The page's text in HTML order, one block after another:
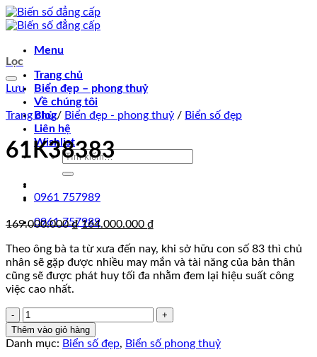
Chuyển
đến
dung
Menu
Trang chủ
Biển đẹp – phong thuỷ
Về chúng tôi
Blog
Liên hệ
Wishlist
Tìm
0961 757989
0961 757989
Lọc
Lưu
Trang chủ / Biển đẹp - phong thuỷ / Biển số đẹp
61K38383
169.000.000₫ Giá
là:
169.000.000 ₫.
164.000.000 ₫
tại
là:
164.000.000 ₫.
Theo ông bà ta từ xưa đến nay, khi sở hữu con số 83 thì chủ
nhân sẽ gặp được nhiều may mắn và tài năng của bản thân
cũng sẽ được phát huy tối đa nhằm đem lại hiệu suất công
việc cao nhất.
61K38383
số
lượng
Thêm vào giỏ hàng
Danh mục: Biển số đẹp, Biển số phong thuỷ